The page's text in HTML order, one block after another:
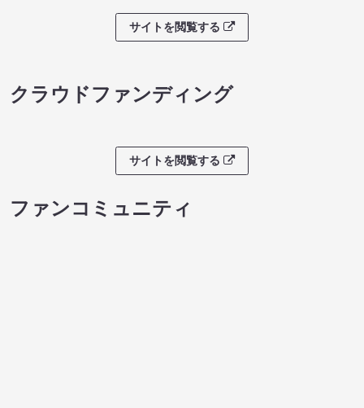
サイトを閲覧する
クラウドファンディング
サイトを閲覧する
ファンコミュニティ